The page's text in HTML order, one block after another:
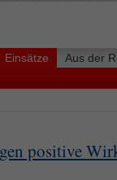
Einsätze Aus der
positive